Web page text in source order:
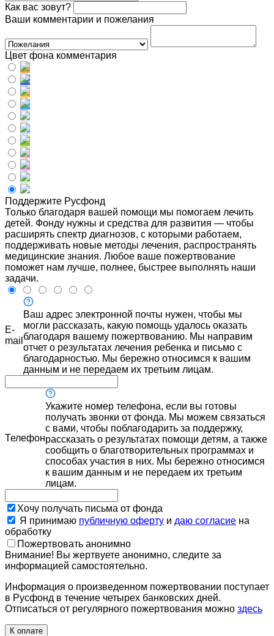
Как вас зовут?
Ваши комментарии и пожелания
Цвет фона комментария
Поддержите Русфонд
Только благодаря вашей помощи мы помогаем лечить
детей. Фонду нужны и средства для развития — чтобы
расширять спектр диагнозов, с которыми работаем,
поддерживать новые методы лечения, распространять
медицинские знания. Любое ваше пожертвование
поможет нам лучше, полнее, быстрее выполнять наши
задачи.
E-
mail
Ваш адрес электронной почты нужен, чтобы мы
могли рассказать, какую помощь удалось оказать
благодаря вашему пожертвованию. Мы направим
отчет о результатах лечения ребенка и письмо с
благодарностью. Мы бережно относимся к вашим
данным и не передаем их третьим лицам.
Телефон
Укажите номер телефона, если вы готовы
получать звонки от фонда. Мы можем связаться
с вами, чтобы поблагодарить за поддержку,
рассказать о результатах помощи детям, а также
сообщить о благотворительных программах и
способах участия в них. Мы бережно относимся
к вашим данным и не передаем их третьим
лицам.
Хочу получать письма от фонда
Я принимаю публичную оферту и даю согласие на
обработку
Пожертвовать анонимно
Внимание! Вы жертвуете анонимно, следите за
информацией самостоятельно.
Информация о произведенном пожертвовании поступает
в Русфонд в течение четырех банковских дней.
Отписаться от регулярного пожертвования можно здесь
К оплате